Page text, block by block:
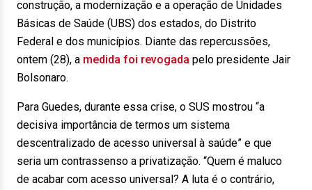
construção, a modernização e a operação de Unidades
Básicas de Saúde (UBS) dos estados, do Distrito
Federal e dos municípios. Diante das repercussões,
ontem (28), a medida foi revogada pelo presidente Jair
Bolsonaro.
Para Guedes, durante essa crise, o SUS mostrou “a
decisiva importância de termos um sistema
descentralizado de acesso universal à saúde” e que
seria um contrassenso a privatização. “Quem é maluco
de acabar com acesso universal? A luta é o contrário,